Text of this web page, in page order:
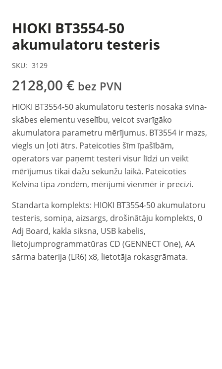
HIOKI BT3554-50
akumulatoru testeris
SKU: 3129
2128,00 € bez PVN
HIOKI BT3554-50 akumulatoru testeris nosaka svina-
skābes elementu veselību, veicot svarīgāko
akumulatora parametru mērījumus. BT3554 ir mazs,
viegls un ļoti ātrs. Pateicoties šīm īpašībām,
operators var paņemt testeri visur līdzi un veikt
mērījumus tikai dažu sekunžu laikā. Pateicoties
Kelvina tipa zondēm, mērījumi vienmēr ir precīzi.
Standarta komplekts: HIOKI BT3554-50 akumulatoru
testeris, somiņa, aizsargs, drošinātāju komplekts, 0
Adj Board, kakla siksna, USB kabelis,
lietojumprogrammatūras CD (GENNECT One), AA
sārma baterija (LR6) x8, lietotāja rokasgrāmata.